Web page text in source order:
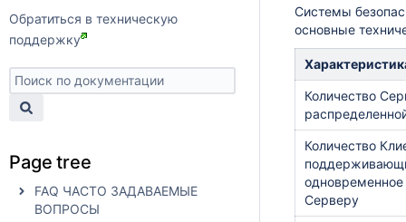
Обратиться в техническую
поддержку
Page tree
FAQ ЧАСТО ЗАДАВАЕМЫЕ
ВОПРОСЫ
Системы
основные
Количество
Количество
Серверу